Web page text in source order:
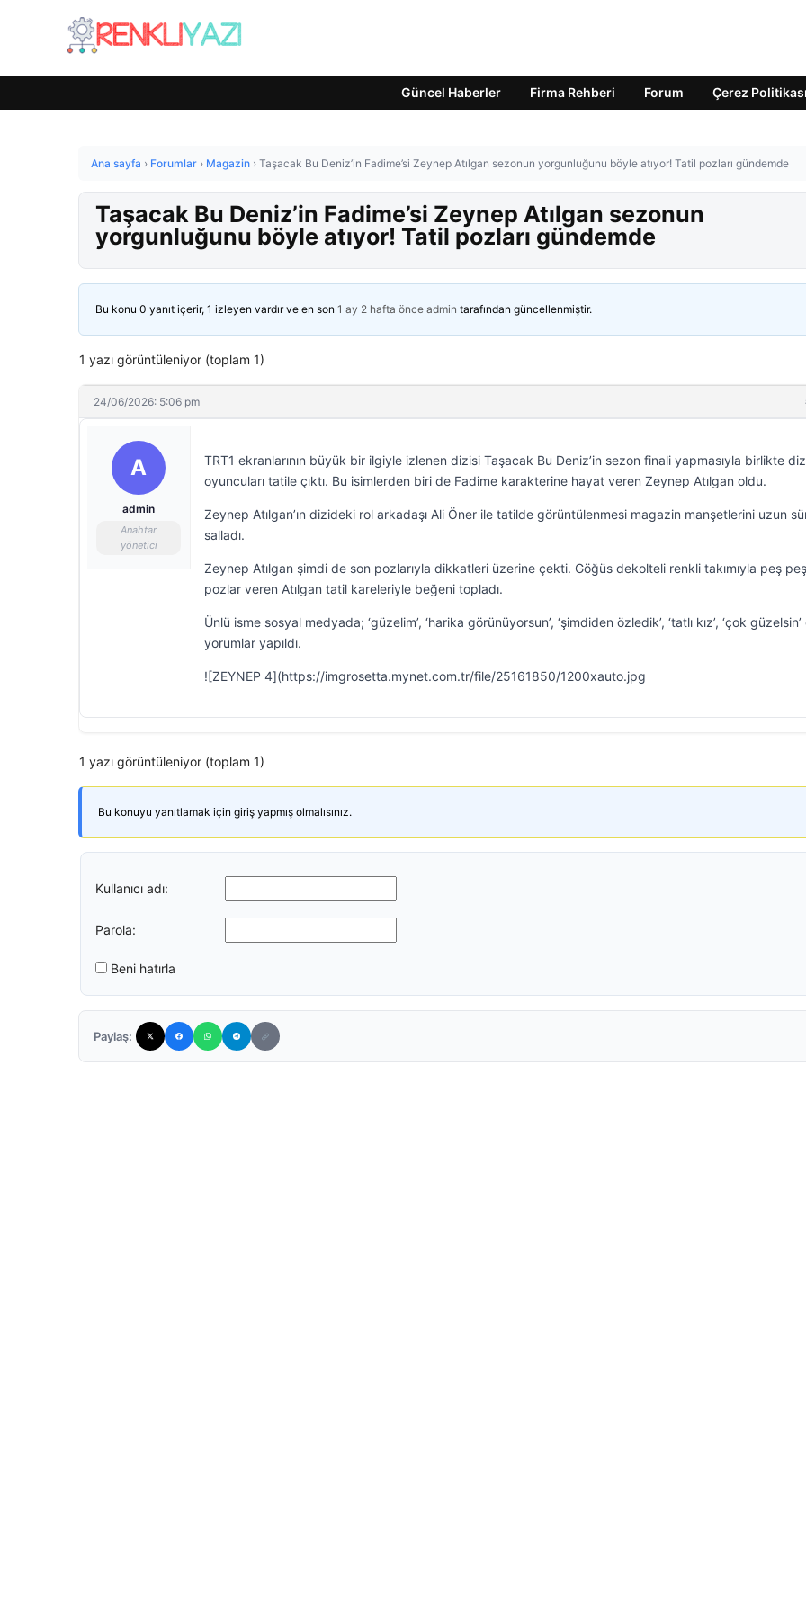
Güncel Haberler Firma Rehberi Forum Çerez Politikası
Ana sayfa › Forumlar › Magazin › Taşacak Bu Deniz’in Fadime’si Zeynep Atılgan sezonun yorgunluğunu böyle atıyor! Tatil pozları gündemde
Taşacak Bu Deniz’in Fadime’si Zeynep Atılgan sezonun
yorgunluğunu böyle atıyor! Tatil pozları gündemde
Bu konu 0 yanıt içerir, 1 izleyen vardır ve en son 1 ay 2 hafta önce admin tarafından güncellenmiştir.
1 yazı görüntüleniyor (toplam 1)
24/06/2026: 5:06 pm
A
admin
Anahtar
yönetici
TRT1 ekranlarının büyük bir ilgiyle izlenen dizisi Taşacak Bu Deniz’in sezon finali yapmasıyla birlikte
oyuncuları tatile çıktı. Bu isimlerden biri de Fadime karakterine hayat veren Zeynep Atılgan oldu.
Zeynep Atılgan’ın dizideki rol arkadaşı Ali Öner ile tatilde görüntülenmesi magazin manşetlerini uzun
salladı.
Zeynep Atılgan şimdi de son pozlarıyla dikkatleri üzerine çekti. Göğüs dekolteli renkli takımıyla peş
pozlar veren Atılgan tatil kareleriyle beğeni topladı.
Ünlü isme sosyal medyada; ‘güzelim’, ‘harika görünüyorsun’, ‘şimdiden özledik’, ‘tatlı kız’, ‘çok
yorumlar yapıldı.
![ZEYNEP 4](https://imgrosetta.mynet.com.tr/file/25161850/1200xauto.jpg
1 yazı görüntüleniyor (toplam 1)
Bu konuyu yanıtlamak için giriş yapmış olmalısınız.
Kullanıcı adı:
Parola:
Beni hatırla
Paylaş: